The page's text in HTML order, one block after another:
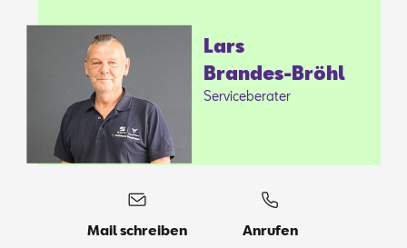
Lars
Bran­des-Bröhl
Ser­vice­be­ra­ter
Mail schreiben Anrufen